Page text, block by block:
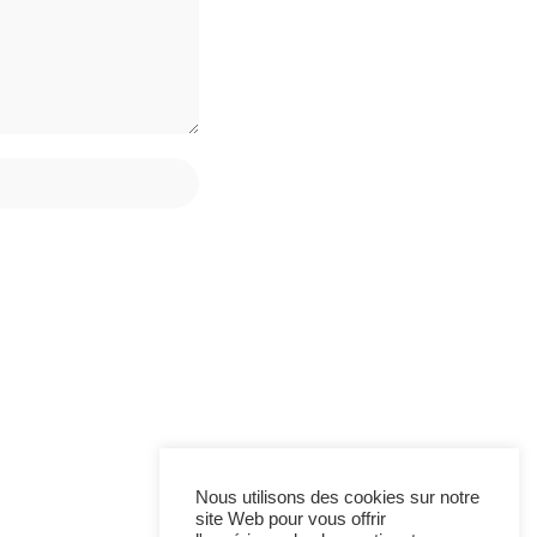
Nous utilisons des cookies sur notre
site Web pour vous offrir